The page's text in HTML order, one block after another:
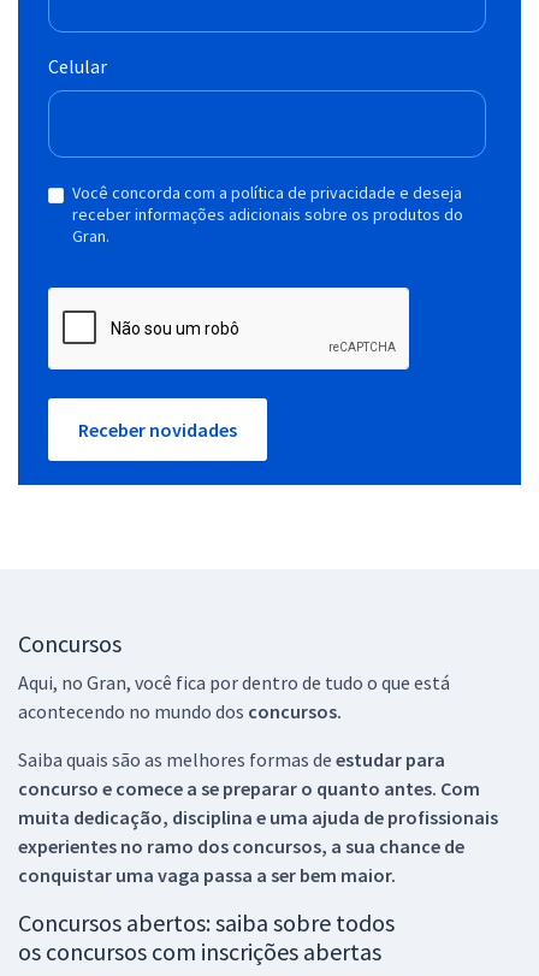
Celular
Você concorda com a política de privacidade e deseja
receber informações adicionais sobre os produtos do
Gran.
Receber novidades
Concursos
Aqui, no Gran, você fica por dentro de tudo o que está
acontecendo no mundo dos concursos.
Saiba quais são as melhores formas de estudar para
concurso e comece a se preparar o quanto antes. Com
muita dedicação, disciplina e uma ajuda de profissionais
experientes no ramo dos concursos, a sua chance de
conquistar uma vaga passa a ser bem maior.
Concursos abertos: saiba sobre todos
os concursos com inscrições abertas